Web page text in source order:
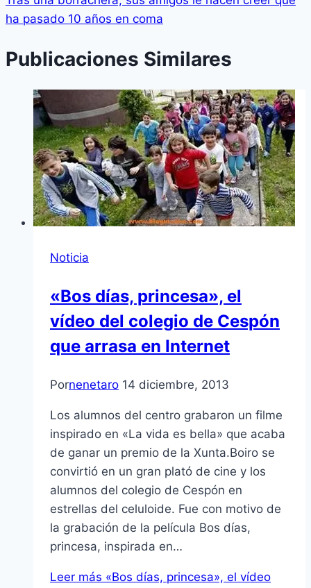
ha pasado 10 años en coma
Publicaciones Similares
Noticia
«Bos días, princesa», el
vídeo del colegio de Cespón
que arrasa en Internet
Pornenetaro 14 diciembre, 2013
Los alumnos del centro grabaron un filme
inspirado en «La vida es bella» que acaba
de ganar un premio de la Xunta.Boiro se
convirtió en un gran plató de cine y los
alumnos del colegio de Cespón en
estrellas del celuloide. Fue con motivo de
la grabación de la película Bos días,
princesa, inspirada en…
Leer más «Bos días, princesa», el vídeo